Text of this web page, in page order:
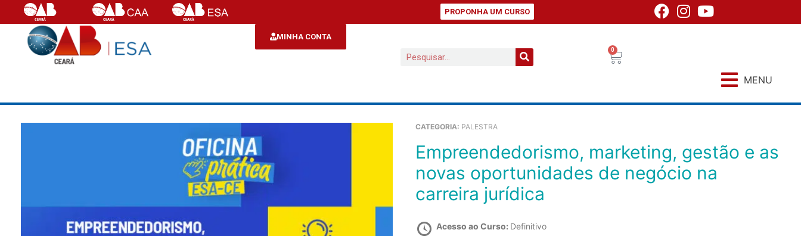
PROPONHA UM CURSO
MINHA CONTA
0
MENU
CATEGORIA: PALESTRA
Empreendedorismo, marketing, gestão e as
novas oportunidades de negócio na
carreira jurídica
Acesso ao Curso: Definitivo